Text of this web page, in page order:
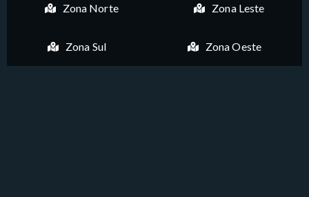
Zona Norte Zona Leste
Zona Sul Zona Oeste